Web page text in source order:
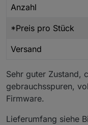
Anzahl
*Preis pro Stück
Versand
Sehr guter Zustand,
gebrauchsspuren,
Firmware.
Lieferumfang siehe